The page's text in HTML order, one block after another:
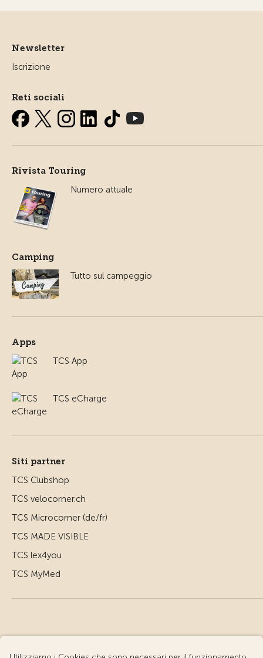
Newsletter
Iscrizione
Reti sociali
Rivista Touring
Numero attuale
Camping
Tutto sul campeggio
Apps
TCS App
TCS eCharge
Siti partner
TCS Clubshop
TCS velocorner.ch
TCS Microcorner (de/fr)
TCS MADE VISIBLE
TCS lex4you
TCS MyMed